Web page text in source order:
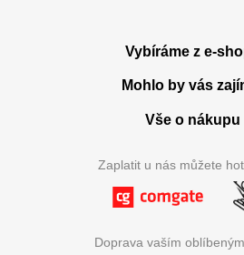
Vybíráme z e-
Mohlo by vás
Vše o nákupu
Zaplatit u nás můžete
Doprava vaším